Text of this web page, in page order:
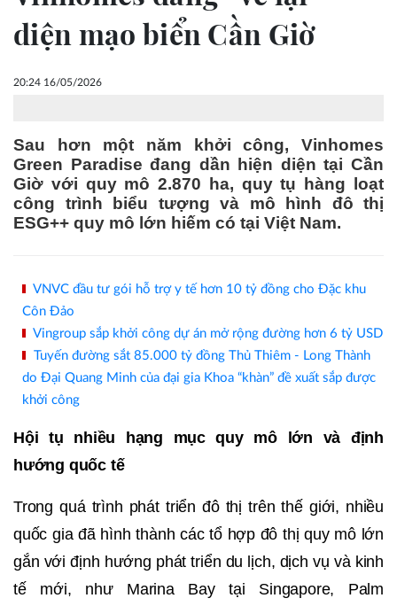
diện mạo biển Cần Giờ
20:24 16/05/2026
Sau hơn một năm khởi công, Vinhomes
Green Paradise đang dần hiện diện tại Cần
Giờ với quy mô 2.870 ha, quy tụ hàng loạt
công trình biểu tượng và mô hình đô thị
ESG++ quy mô lớn hiếm có tại Việt Nam.
VNVC đầu tư gói hỗ trợ y tế hơn 10 tỷ đồng cho Đặc khu
Côn Đảo
Vingroup sắp khởi công dự án mở rộng đường hơn 6 tỷ USD
Tuyến đường sắt 85.000 tỷ đồng Thủ Thiêm - Long Thành
do Đại Quang Minh của đại gia Khoa “khàn” đề xuất sắp được
khởi công
Hội tụ nhiều hạng mục quy mô lớn và định
hướng quốc tế
Trong quá trình phát triển đô thị trên thế giới, nhiều
quốc gia đã hình thành các tổ hợp đô thị quy mô lớn
gắn với định hướng phát triển du lịch, dịch vụ và kinh
tế mới, như Marina Bay tại Singapore, Palm